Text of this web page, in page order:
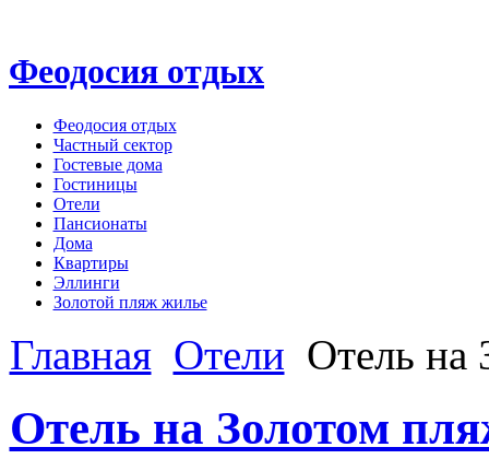
Феодосия отдых
Феодосия отдых
Частный сектор
Гостевые дома
Гостиницы
Отели
Пансионаты
Дома
Квартиры
Эллинги
Золотой пляж жилье
Главная Отели Отель на
Отель на Золотом